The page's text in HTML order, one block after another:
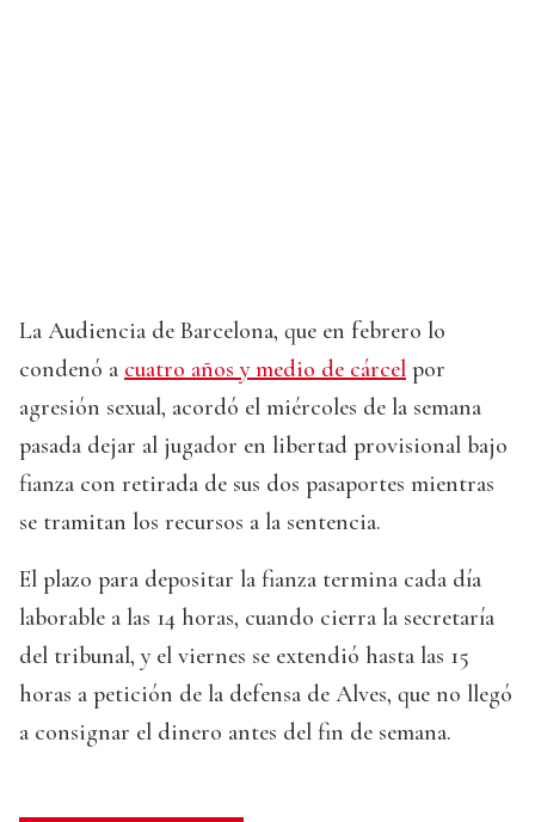
La Audiencia de Barcelona, que en febrero lo
condenó a cuatro años y medio de cárcel por
agresión sexual, acordó el miércoles de la semana
pasada dejar al jugador en libertad provisional bajo
fianza con retirada de sus dos pasaportes mientras
se tramitan los recursos a la sentencia.
El plazo para depositar la fianza termina cada día
laborable a las 14 horas, cuando cierra la secretaría
del tribunal, y el viernes se extendió hasta las 15
horas a petición de la defensa de Alves, que no llegó
a consignar el dinero antes del fin de semana.